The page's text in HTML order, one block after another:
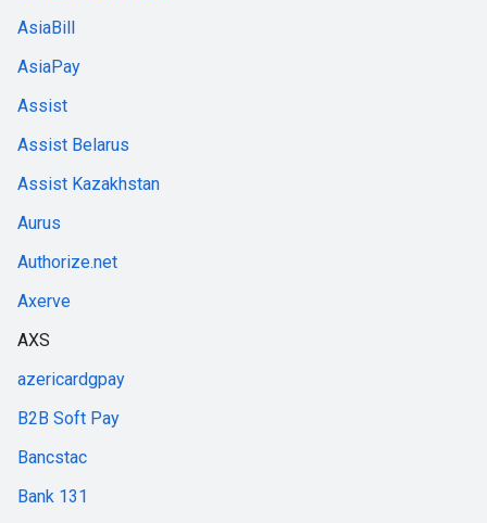
AsiaBill
AsiaPay
Assist
Assist Belarus
Assist Kazakhstan
Aurus
Authorize.net
Axerve
AXS
azericardgpay
B2B Soft Pay
Bancstac
Bank 131